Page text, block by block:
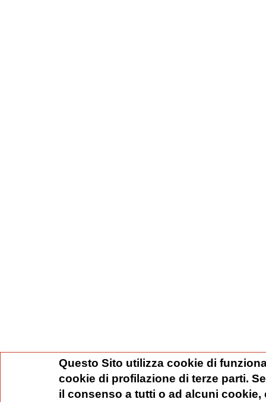
Questo Sito utilizza cookie di
cookie di profilazione di terze parti.
il consenso a tutti o ad alcuni